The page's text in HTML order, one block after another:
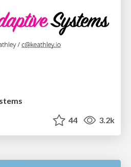
44 3.2k